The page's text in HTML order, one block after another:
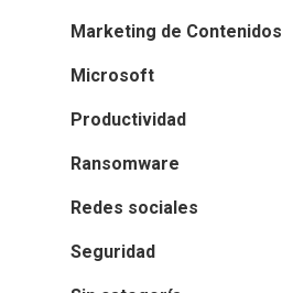
Marketing de Contenidos
Microsoft
Productividad
Ransomware
Redes sociales
Seguridad